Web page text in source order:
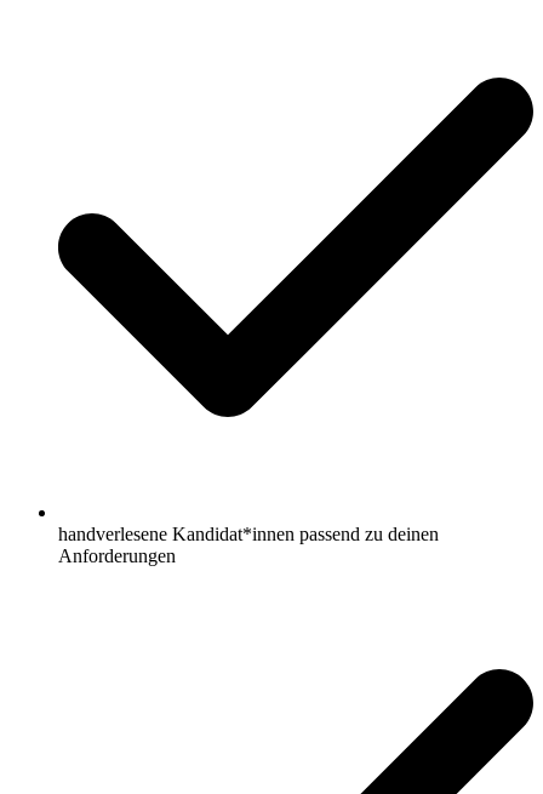
handverlesene Kandidat*innen passend zu deinen
Anforderungen